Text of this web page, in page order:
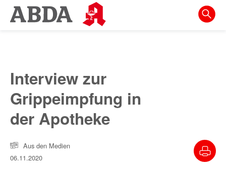
Springe
direkt
zur
Meta-
Navigation
Inhalt
zur
Interview zur
Grippeimpfung in
der Apotheke
Aus den Medien
06.11.2020